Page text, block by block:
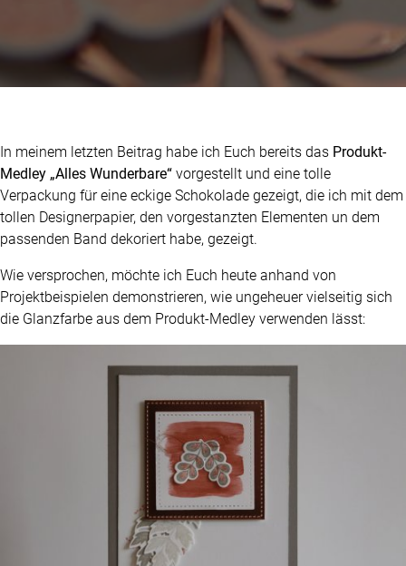
In meinem letzten Beitrag habe ich Euch bereits das Produkt-
Medley „Alles Wunderbare“ vorgestellt und eine tolle
Verpackung für eine eckige Schokolade gezeigt, die ich mit dem
tollen Designerpapier, den vorgestanzten Elementen un dem
passenden Band dekoriert habe, gezeigt.
Wie versprochen, möchte ich Euch heute anhand von
Projektbeispielen demonstrieren, wie ungeheuer vielseitig sich
die Glanzfarbe aus dem Produkt-Medley verwenden lässt: